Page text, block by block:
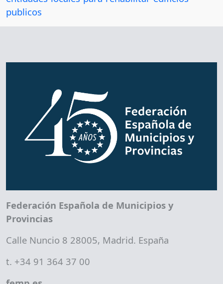
publicos
Federación Española de Municipios y
Provincias
Calle Nuncio 8 28005, Madrid. España
t. +34 91 364 37 00